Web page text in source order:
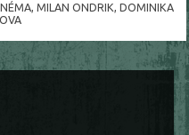
, MILAN ONDRIK, DOMINIKA